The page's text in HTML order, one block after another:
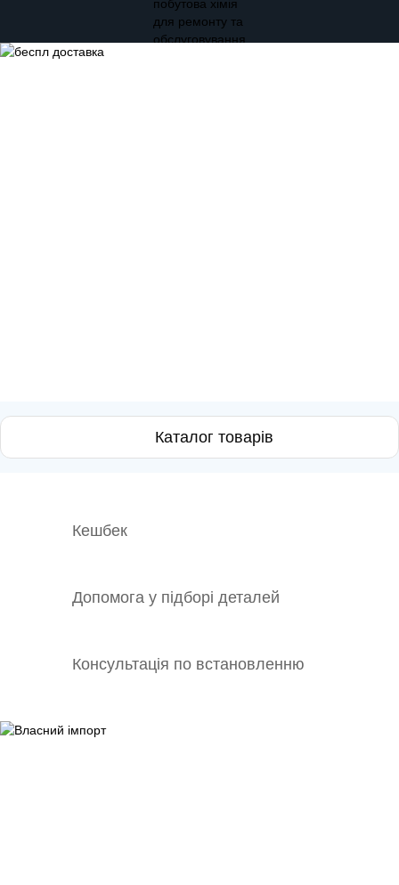
Каталог товарів
Кешбек
Допомога у підборі деталей
Консультація по встановленню